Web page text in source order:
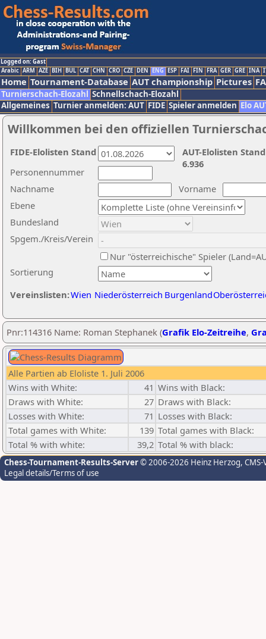
Logged on: Gast
Arabic ARM AZE BIH BUL CAT CHN CRO CZE DEN ENG ESP FAI FIN FRA GER GRE INA
Home Tournament-Database AUT championship Pictures
Turnierschach-Elozahl Schnellschach-Elozahl
Allgemeines Turnier anmelden: AUT FIDE Spieler anmelden Elo
Willkommen bei den offiziellen
Nachname
Vorname
Ebene
Sortierung
Personennummer
Bundesland
Spgem./Kreis/Verein
Nur "österreichische" Spieler
Vereinslisten:Wien Niederösterreich Burgenland
AUT-Elolisten
6.936
FIDE-Elolisten Stand
Pnr:114316 Name: Roman Stephanek (Grafik Elo-Zeitreihe,
Alle Partien ab Eloliste 1. Juli 2006
Wins with White:
41 Wins with Black:
Draws with White:
27 Draws with Black:
Losses with White:
71 Losses with Black:
Total games with White:
139 Total games with Black:
Total % with white:
39,2 Total % with black:
Chess-Tournament-Results-Server© 2006-2026 Heinz Herzog,
Legal details/Terms of use